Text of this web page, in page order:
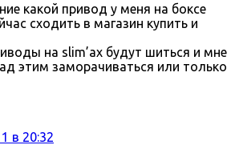
какой привод у меня на боксе
сходить в магазин купить и
на slim’ах будут шиться и мне
этим заморачиваться или только
в 20:32